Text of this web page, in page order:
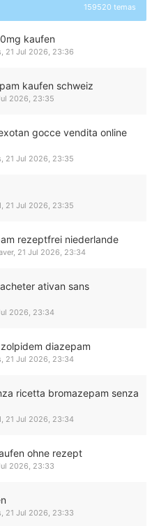
159520 temas
kaufen
, 21 Jul 2026, 23:36
kaufen schweiz
2026, 23:35
gocce vendita online
, 21 Jul 2026, 23:35
, 21 Jul 2026, 23:35
rezeptfrei niederlande
, 21 Jul 2026, 23:34
ativan sans
2026, 23:34
diazepam
, 21 Jul 2026, 23:34
ricetta bromazepam senza
, 21 Jul 2026, 23:34
ohne rezept
2026, 23:33
, 21 Jul 2026, 23:33